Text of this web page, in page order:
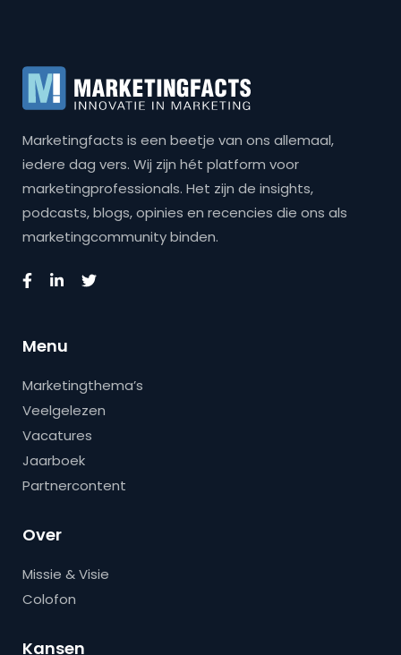
Marketingfacts is een beetje van ons allemaal,
iedere dag vers. Wij zijn hét platform voor
marketingprofessionals. Het zijn de insights,
podcasts, blogs, opinies en recencies die ons als
marketingcommunity binden.
Menu
Marketingthema’s
Veelgelezen
Vacatures
Jaarboek
Partnercontent
Over
Missie & Visie
Colofon
Kansen